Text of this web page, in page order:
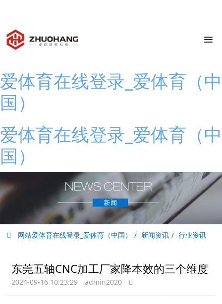
爱体育在线登录_爱体育（中
国）
爱体育在线登录_爱体育（中
国）
网站爱体育在线登录_爱体育（中国） 新闻资讯 行业资讯
东莞五轴CNC加工厂家降本效的三个维度
2024-09-16 10:23:29 admin2020